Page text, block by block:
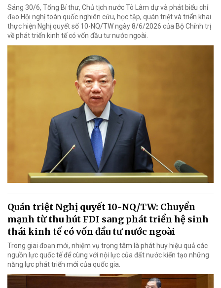
Sáng 30/6, Tổng Bí thư, Chủ tịch nước Tô Lâm dự và phát biểu chỉ
đạo Hội nghị toàn quốc nghiên cứu, học tập, quán triệt và triển khai
thực hiện Nghị quyết số 10-NQ/TW ngày 8/6/2026 của Bộ Chính trị
về phát triển kinh tế có vốn đầu tư nước ngoài.
Quán triệt Nghị quyết 10-NQ/TW: Chuyển
mạnh từ thu hút FDI sang phát triển hệ sinh
thái kinh tế có vốn đầu tư nước ngoài
Trong giai đoạn mới, nhiệm vụ trọng tâm là phát huy hiệu quả các
nguồn lực quốc tế để cùng với nội lực của đất nước kiến tạo những
năng lực phát triển mới của quốc gia.